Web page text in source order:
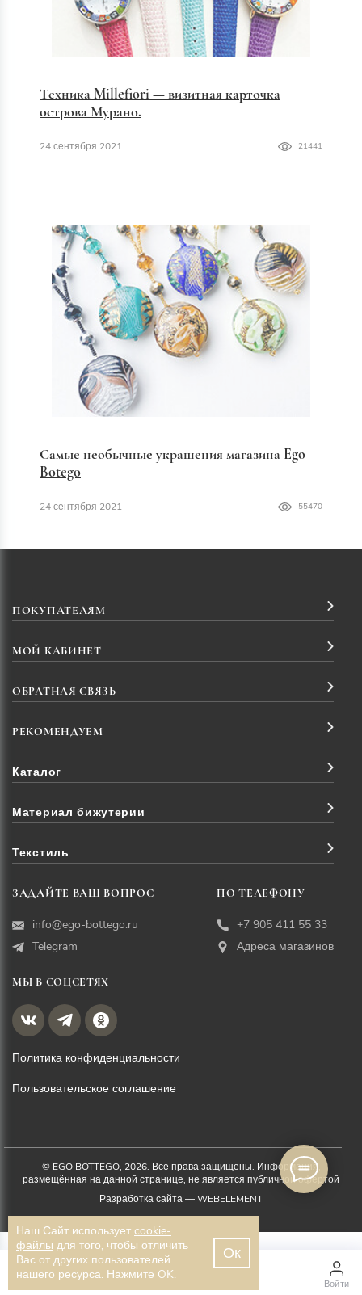
7 300 ₽
Техника Millefiori — визитная карточка
острова Мурано.
24 сентября 2021 21441
Самые необычные украшения магазина Ego
Botego
24 сентября 2021 55470
Войти
ПОКУПАТЕЛЯМ
МОЙ КАБИНЕТ
ОБРАТНАЯ СВЯЗЬ
РЕКОМЕНДУЕМ
Каталог
Материал бижутерии
Текстиль
ЗАДАЙТЕ ВАШ ВОПРОС
info@ego-bottego.ru
Telegram
ПО ТЕЛЕФОНУ
+7 905 411 55 33
Адреса магазинов
МЫ В СОЦСЕТЯХ
Политика конфиденциальности
Пользовательское соглашение
© EGO BOTTEGO, 2026. Все права защищены. Информация,
размещённая на данной странице, не является публичной офертой
Разработка сайта —WEBELEMENT
Наш Сайт использует cookie-
файлы для того, чтобы отличить
Вас от других пользователей
нашего ресурса. Нажмите OK.
Ок